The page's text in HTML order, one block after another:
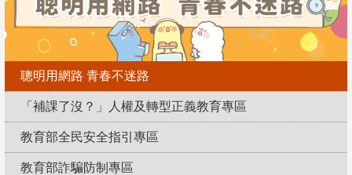
聰明用網路 青春不迷路
「補課了沒？」人權及轉型正義教育專區
教育部全民安全指引專區
教育部詐騙防制專區